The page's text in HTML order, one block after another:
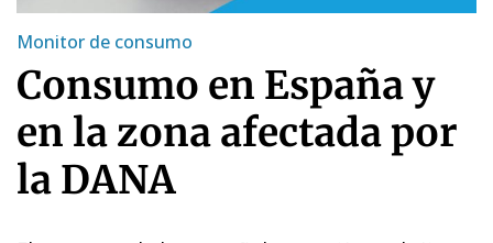
Monitor de consumo
Consumo en España y
en la zona afectada por
la DANA